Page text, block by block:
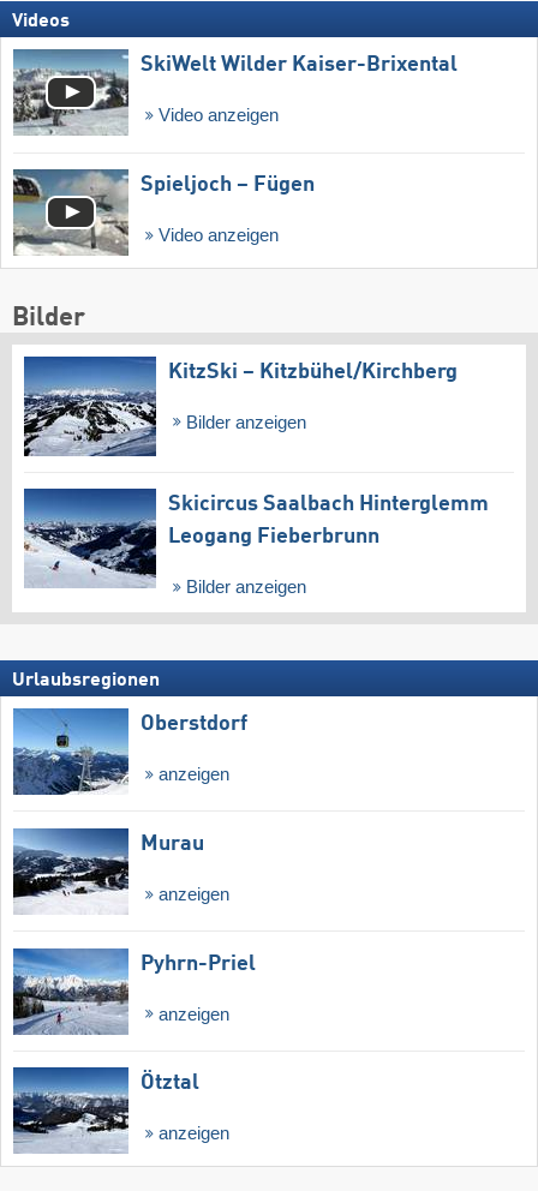
Videos
SkiWelt Wilder Kaiser-Brixental
Video anzeigen
Spieljoch – Fügen
Video anzeigen
Bilder
KitzSki – Kitzbühel/​Kirchberg
Bilder anzeigen
Skicircus Saalbach Hinterglemm
Leogang Fieberbrunn
Bilder anzeigen
Urlaubsregionen
Oberstdorf
anzeigen
Murau
anzeigen
Pyhrn-Priel
anzeigen
Ötztal
anzeigen